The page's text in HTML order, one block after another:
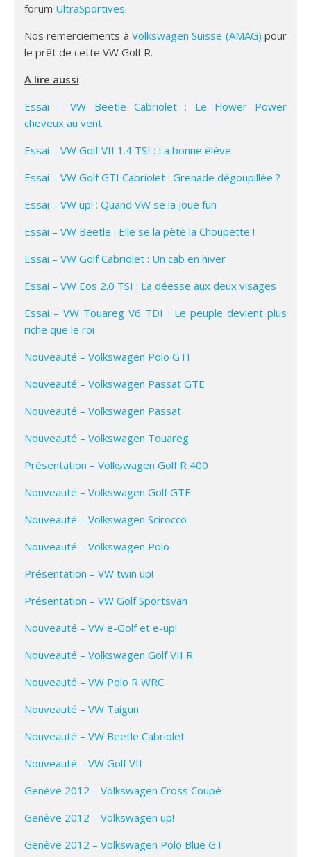
forum UltraSportives.
Nos remerciements à Volkswagen Suisse (AMAG) pour
le prêt de cette VW Golf R.
A lire aussi
Essai – VW Beetle Cabriolet : Le Flower Power
cheveux au vent
Essai – VW Golf VII 1.4 TSI : La bonne élève
Essai – VW Golf GTI Cabriolet : Grenade dégoupillée ?
Essai – VW up! : Quand VW se la joue fun
Essai – VW Beetle : Elle se la pète la Choupette !
Essai – VW Golf Cabriolet : Un cab en hiver
Essai – VW Eos 2.0 TSI : La déesse aux deux visages
Essai – VW Touareg V6 TDI : Le peuple devient plus
riche que le roi
Nouveauté – Volkswagen Polo GTI
Nouveauté – Volkswagen Passat GTE
Nouveauté – Volkswagen Passat
Nouveauté – Volkswagen Touareg
Présentation – Volkswagen Golf R 400
Nouveauté – Volkswagen Golf GTE
Nouveauté – Volkswagen Scirocco
Nouveauté – Volkswagen Polo
Présentation – VW twin up!
Présentation – VW Golf Sportsvan
Nouveauté – VW e-Golf et e-up!
Nouveauté – Volkswagen Golf VII R
Nouveauté – VW Polo R WRC
Nouveauté – VW Taigun
Nouveauté – VW Beetle Cabriolet
Nouveauté – VW Golf VII
Genève 2012 – Volkswagen Cross Coupé
Genève 2012 – Volkswagen up!
Genève 2012 – Volkswagen Polo Blue GT